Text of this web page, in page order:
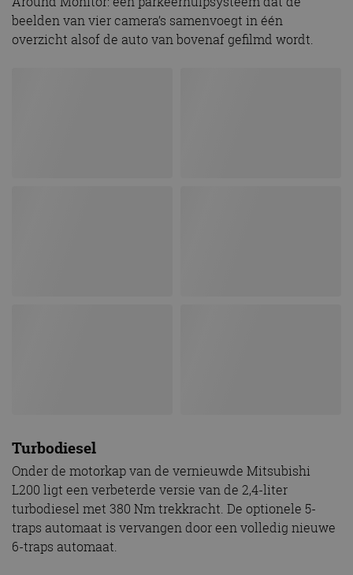
beelden van vier camera’s samenvoegt in één
overzicht alsof de auto van bovenaf gefilmd wordt.
Turbodiesel
Onder de motorkap van de vernieuwde Mitsubishi
L200 ligt een verbeterde versie van de 2,4-liter
turbodiesel met 380 Nm trekkracht. De optionele 5-
traps automaat is vervangen door een volledig nieuwe
6-traps automaat.